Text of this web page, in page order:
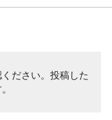
ださい。投稿した